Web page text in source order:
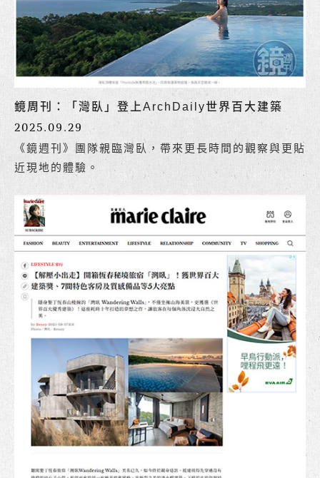
鏡周刊：「灣臥」登上ArchDaily世界百大建築
2025.09.29
《鏡週刊》團隊親臨灣臥，帶來更長時間的觀察與更貼
近現地的體驗。